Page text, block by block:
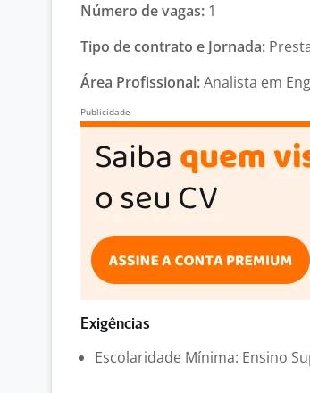
Número de vagas: 1
Tipo de contrato e Jornada:
Área Profissional:Analista em
Exigências
Escolaridade Mínima: Ensino